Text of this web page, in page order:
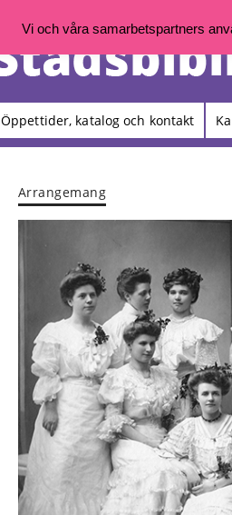
Öppettider, katalog och kontakt
Arrangemang
Vi och våra samarbetspartners